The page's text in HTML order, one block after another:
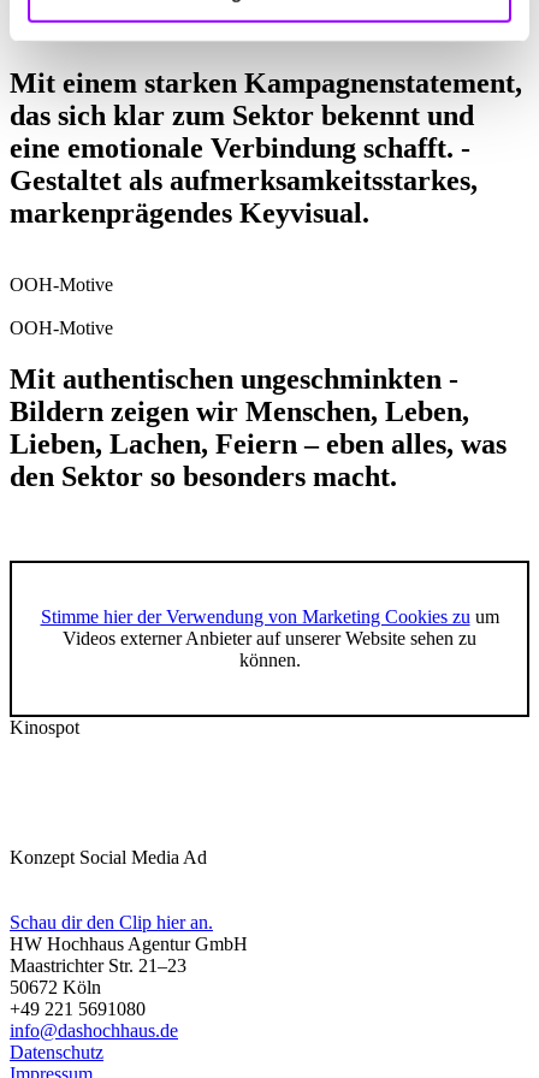
Mit einem starken Kampagnen­statement,
das sich klar zum Sektor bekennt und
eine emotionale ­Verbindung schafft. ­
Gestaltet als ­aufmerksamkeitsstarkes,
marken­prägendes Keyvisual.
OOH-Motive
OOH-Motive
Mit authentischen ­ungeschminkten ­
Bildern ­zeigen wir Menschen, Leben,
Lieben, ­Lachen, Feiern – eben alles, was
den Sektor so ­besonders macht.
Stimme hier der Verwendung von Marketing Cookies zu um
Videos externer Anbieter auf unserer Website sehen zu
können.
Kinospot
Konzept Social Media Ad
Schau dir den Clip hier an.
HW Hochhaus Agentur GmbH
Maastrichter Str. 21–23
50672 Köln
+49 221 5691080
info@dashochhaus.de
Datenschutz